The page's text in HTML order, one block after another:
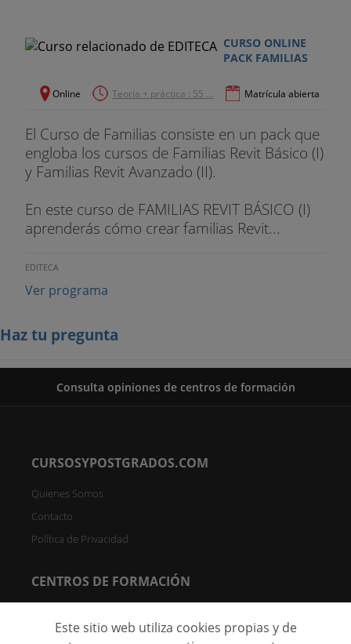
CURSO ONLINE
PACK FAMILIAS
Online Teoría + práctica : 55 ... Matrícula abierta
El Curso de Familias consiste en un pack que
engloba los cursos de Familias Revit Básico (I)
y Familias Revit Avanzado (II).
En este curso de FAMILIAS REVIT BÁSICO (I)
aprenderás cómo crear familias Revit...
EDITECA
Ver programa
Haz tu pregunta
Consulta opiniones de centros de formación
CURSOSYPOSTGRADOS.COM
Quienes Somos
Contacto
Política de Privacidad
CENTROS DE FORMACIÓN
Registrar Centro (FREE)
Este sitio web utiliza cookies propias y de